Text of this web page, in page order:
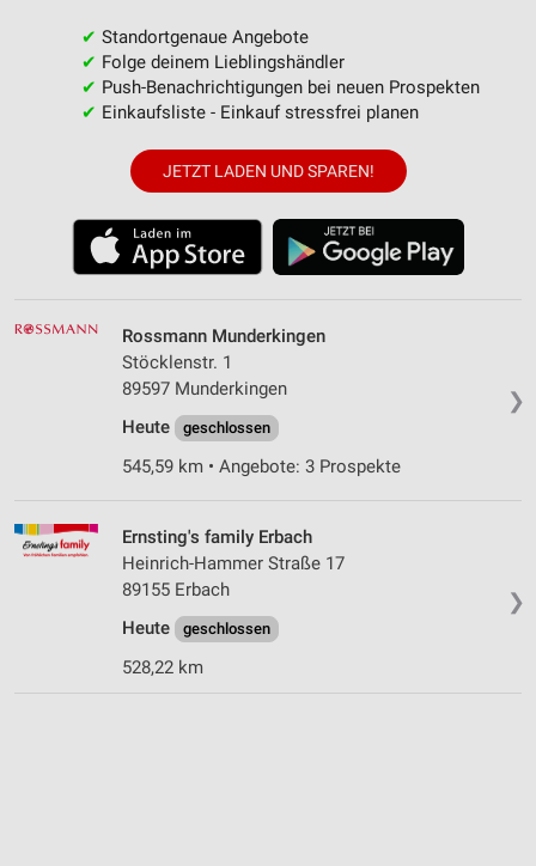
✔ Standortgenaue Angebote
✔ Folge deinem Lieblingshändler
✔ Push-Benachrichtigungen bei neuen Prospekten
✔ Einkaufsliste - Einkauf stressfrei planen
JETZT LADEN UND SPAREN!
❯
Rossmann Munderkingen
Stöcklenstr. 1
89597 Munderkingen
Heute
geschlossen
545,59 km • Angebote: 3 Prospekte
❯
Ernsting's family Erbach
Heinrich-Hammer Straße 17
89155 Erbach
Heute
geschlossen
528,22 km